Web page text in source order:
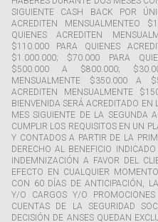
SIGUIENTE CASH BACK POR
ACREDITEN MENSUALMENTEO
QUIENES ACREDITEN
$110.000 PARA QUIENES
$1.000.000; $70.000 PARA
$500.000 A $800.000;
MENSUALMENTE $350.000 A
ACREDITEN MENSUALMENTE
BIENVENIDA SERÁ ACREDITADO
MES SIGUIENTE DE LA SEGUNDA
CUMPLIR LOS REQUISITOS EN UN
Y CONTADOS A PARTIR DE LA
DERECHO AL BENEFICIO
INDEMNIZACIÓN A FAVOR DEL
EFECTO EN CUALQUIER
CON 60 DÍAS DE ANTICIPACIÓN,
Y/O CARGOS Y/O
CUENTAS DE LA SEGURIDAD
DECISIÓN DE ANSES QUEDAN